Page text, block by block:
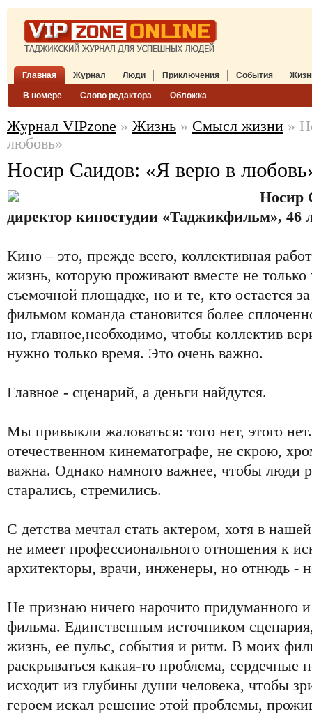
Главная Журнал
В номере Слово редактора Обложка
Люди Приключения События
Журнал VIPzone » Жизнь » Смысл жизни »
любовь»
Носир Саидов: «Я верю в
Носир
директор киностудии «Таджикфильм», 46
Кино – это, прежде всего, коллективная
жизнь, которую проживают вместе не только
съемочной площадке, но и те, кто остается
фильмом команда становится более
но, главное,необходимо, чтобы коллектив
нужно только время. Это очень важно.
Главное - сценарий, а деньги найдутся.
Мы привыкли жаловаться: того нет, этого
отечественном кинематографе, не скрою,
важна. Однако намного важнее, чтобы люди
старались, стремились.
С детства мечтал стать актером, хотя в
не имеет профессионального отношения к
архитекторы, врачи, инженеры, но отнюдь -
Не признаю ничего нарочито придуманного
фильма. Единственным источником
жизнь, ее пульс, события и ритм. В моих
раскрываться какая-то проблема, сердечные
исходит из глубины души человека, чтобы
героем искал решение этой проблемы,